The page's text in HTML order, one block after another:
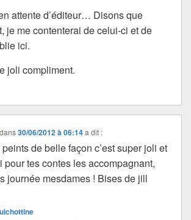
attente d’éditeur… Disons que
je me contenterai de celui-ci et de
ici.
joli compliment.
dans30/06/2012 à 06:14 a dit :
peints de belle façon c’est super joli et
pour tes contes les accompagnant,
journée mesdames ! Bises de jill